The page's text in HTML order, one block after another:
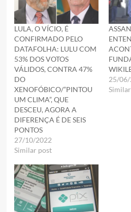
LULA, O VÍCIO, É
CONFIRMADO PELO
DATAFOLHA: LULU COM
53% DOS VOTOS
VÁLIDOS, CONTRA 47%
DO
XENOFÓBICO/”PINTOU
UM CLIMA”, QUE
DESCEU, AGORA A
DIFERENÇA É DE SEIS
PONTOS
27/10/2022
Similar post
25/